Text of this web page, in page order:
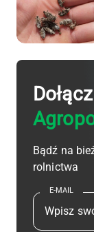
Bądź na
rolnictwa
E-MAIL